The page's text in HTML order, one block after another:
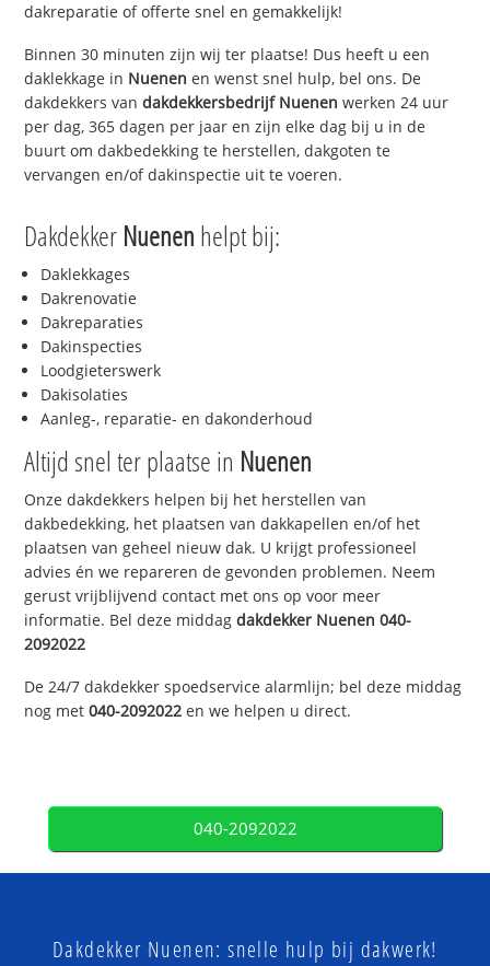
dakreparatie of offerte snel en gemakkelijk!
Binnen 30 minuten zijn wij ter plaatse! Dus heeft u een
daklekkage in Nuenen en wenst snel hulp, bel ons. De
dakdekkers vandakdekkersbedrijf Nuenen werken 24 uur
per dag, 365 dagen per jaar en zijn elke dag bij u in de
buurt om dakbedekking te herstellen, dakgoten te
vervangen en/of dakinspectie uit te voeren.
Dakdekker Nuenen helpt bij:
Daklekkages
Dakrenovatie
Dakreparaties
Dakinspecties
Loodgieterswerk
Dakisolaties
Aanleg-, reparatie- en dakonderhoud
Altijd snel ter plaatse in Nuenen
Onze dakdekkers helpen bij het herstellen van
dakbedekking, het plaatsen van dakkapellen en/of het
plaatsen van geheel nieuw dak. U krijgt professioneel
advies én we repareren de gevonden problemen. Neem
gerust vrijblijvend contact met ons op voor meer
informatie. Bel deze middagdakdekker Nuenen 040-
2092022
De 24/7 dakdekker spoedservice alarmlijn; bel deze middag
nog met040-2092022 en we helpen u direct.
040-2092022
Dakdekker Nuenen: snelle hulp bij dakwerk!